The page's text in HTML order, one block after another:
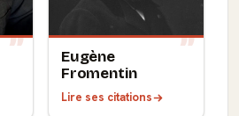
Eugène
Fromentin
Lire ses citations